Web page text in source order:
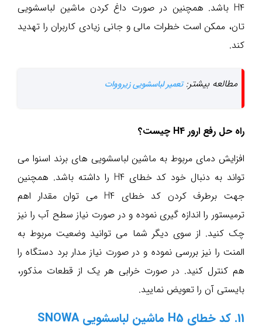
H4 باشد. همچنین در صورت داغ کردن ماشین لباسشویی
تان، ممکن است خطرات مالی و جانی زیادی کاربران را تهدید
کند.
مطالعه بیشتر:تعمیر لباسشویی زیرووات
راه حل رفع ارور H4 چیست؟
افزایش دمای مربوط به ماشین لباسشویی های برند اسنوا می
تواند به دنبال خود کد خطای H4 را داشته باشد. همچنین
جهت برطرف کردن کد خطای H4 می توان مقدار اهم
ترمیستور را اندازه گیری نموده و در صورت نیاز سطح آب را نیز
چک کنید. از سوی دیگر شما می توانید وضعیت مربوط به
المنت را نیز بررسی نموده و در صورت نیاز مدار برد دستگاه را
هم کنترل کنید. در صورت خرابی هر یک از قطعات مذکور،
بایستی آن را تعویض نمایید.
11. کد خطای H5 ماشین لباسشویی SNOWA